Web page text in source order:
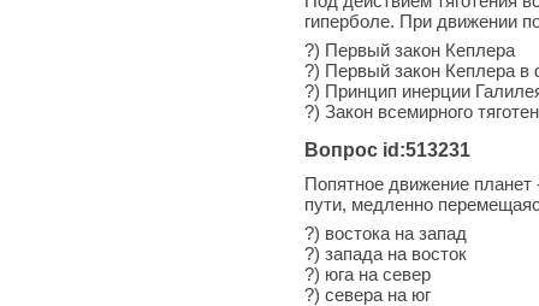
гиперболе. При движении
?) Первый закон Кеплера
?) Первый закон Кеплера
?) Принцип инерции
?) Закон всемирного
Вопрос id:513231
Попятное движение
пути, медленно
?) востока на запад
?) запада на восток
?) юга на север
?) севера на юг